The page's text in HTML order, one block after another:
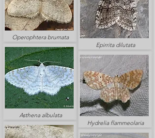
Operophtera brumata
Asthena albulata
Epirrita dilutata
Hydrelia flammeolaria